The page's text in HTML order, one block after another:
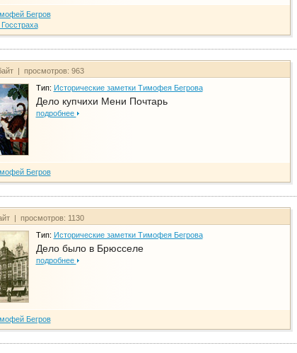
Бегров
| просмотров: 963
Тип: Исторические заметки Тимофея Бегрова
Дело купчихи Мени Почтарь
подробнее
Бегров
| просмотров: 1130
Тип: Исторические заметки Тимофея Бегрова
Дело было в Брюсселе
подробнее
Бегров